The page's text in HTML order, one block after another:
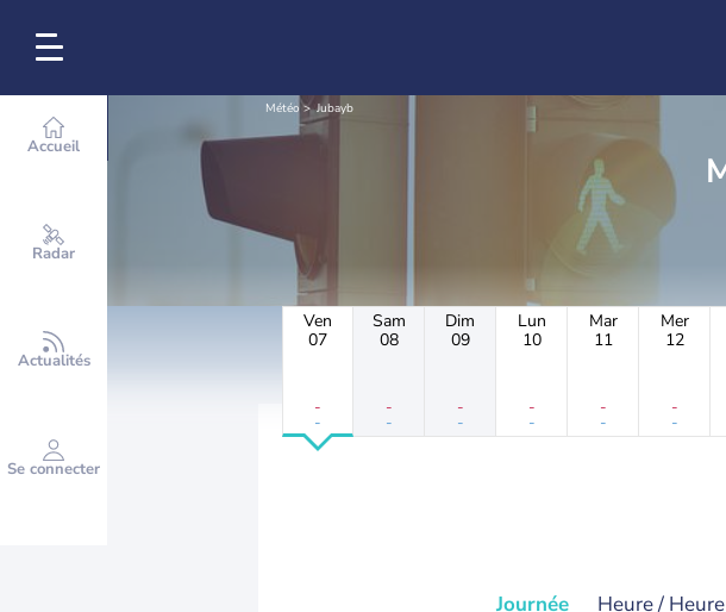
Accueil
Radar
Actualités
Se connecter
Météo Jubayb
Ven
07
-
-
Sam
08
-
-
Dim
09
-
-
Lun
10
-
-
Mar
11
-
-
Mer
12
-
-
Journée Heure / Heure